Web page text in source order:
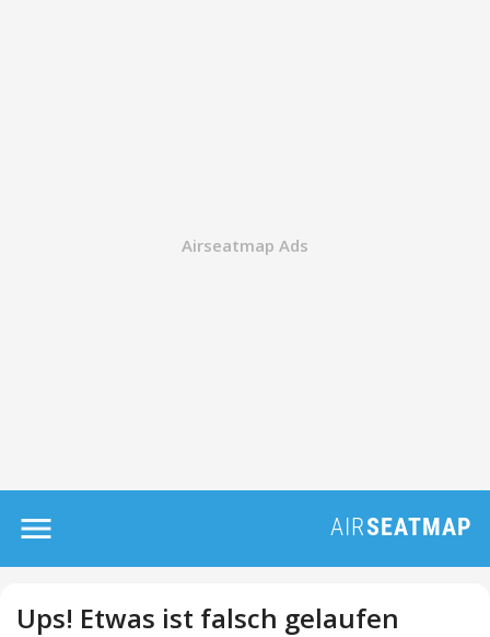
Ups! Etwas ist falsch gelaufen